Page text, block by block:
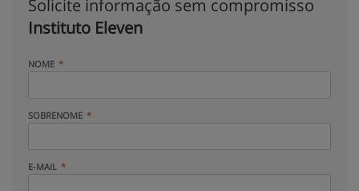
Solicite informação sem compromisso
Instituto Eleven
NOME
SOBRENOME
E-MAIL